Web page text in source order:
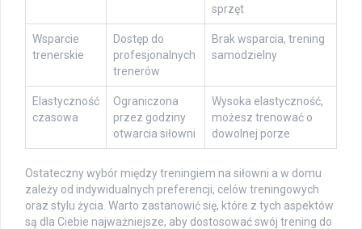
sprzęt
Wsparcie
trenerskie
Dostęp do
profesjonalnych
trenerów
Brak wsparcia, trening
samodzielny
Elastyczność
czasowa
Ograniczona
przez godziny
otwarcia siłowni
Wysoka elastyczność,
możesz trenować o
dowolnej porze
Ostateczny wybór między treningiem na siłowni a w domu
zależy od indywidualnych preferencji, celów treningowych
oraz stylu życia. Warto zastanowić się, które z tych aspektów
są dla Ciebie najważniejsze, aby dostosować swój trening do